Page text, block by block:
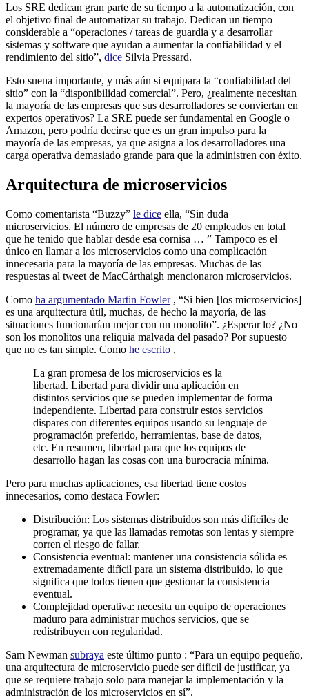
Los SRE dedican gran parte de su tiempo a la automatización, con
el objetivo final de automatizar su trabajo. Dedican un tiempo
considerable a “operaciones / tareas de guardia y a desarrollar
sistemas y software que ayudan a aumentar la confiabilidad y el
rendimiento del sitio”, dice Silvia Pressard.
Esto suena importante, y más aún si equipara la “confiabilidad del
sitio” con la “disponibilidad comercial”. Pero, ¿realmente necesitan
la mayoría de las empresas que sus desarrolladores se conviertan en
expertos operativos? La SRE puede ser fundamental en Google o
Amazon, pero podría decirse que es un gran impulso para la
mayoría de las empresas, ya que asigna a los desarrolladores una
carga operativa demasiado grande para que la administren con éxito.
Arquitectura de microservicios
Como comentarista “Buzzy” le dice ella, “Sin duda
microservicios. El número de empresas de 20 empleados en total
que he tenido que hablar desde esa cornisa … ” Tampoco es el
único en llamar a los microservicios como una complicación
innecesaria para la mayoría de las empresas. Muchas de las
respuestas al tweet de MacCárthaigh mencionaron microservicios.
Como ha argumentado Martin Fowler, “Si bien [los microservicios]
es una arquitectura útil, muchas, de hecho la mayoría, de las
situaciones funcionarían mejor con un monolito”. ¿Esperar lo? ¿No
son los monolitos una reliquia malvada del pasado? Por supuesto
que no es tan simple. Como he escrito ,
La gran promesa de los microservicios es la
libertad. Libertad para dividir una aplicación en
distintos servicios que se pueden implementar de forma
independiente. Libertad para construir estos servicios
dispares con diferentes equipos usando su lenguaje de
programación preferido, herramientas, base de datos,
etc. En resumen, libertad para que los equipos de
desarrollo hagan las cosas con una burocracia mínima.
Pero para muchas aplicaciones, esa libertad tiene costos
innecesarios, como destaca Fowler:
Distribución: Los sistemas distribuidos son más difíciles de
programar, ya que las llamadas remotas son lentas y siempre
corren el riesgo de fallar.
Consistencia eventual: mantener una consistencia sólida es
extremadamente difícil para un sistema distribuido, lo que
significa que todos tienen que gestionar la consistencia
eventual.
Complejidad operativa: necesita un equipo de operaciones
maduro para administrar muchos servicios, que se
redistribuyen con regularidad.
Sam Newman subraya este último punto : “Para un equipo pequeño,
una arquitectura de microservicio puede ser difícil de justificar, ya
que se requiere trabajo solo para manejar la implementación y la
administración de los microservicios en sí”.